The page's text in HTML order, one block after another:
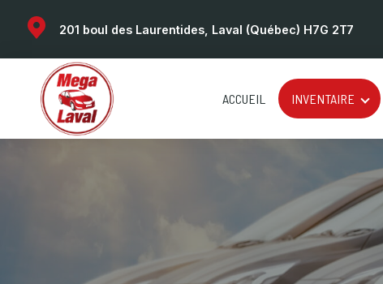
201 boul des Laurentides, Laval (Québec) H7G 2T7
ACCUEIL INVENTAIRE